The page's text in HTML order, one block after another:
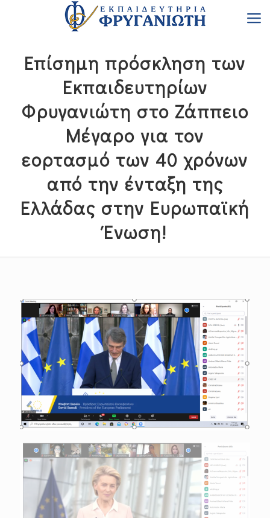
Επίσημη πρόσκληση των
Εκπαιδευτηρίων
Φρυγανιώτη στο Ζάππειο
Μέγαρο για τον
εορτασμό των 40 χρόνων
από την ένταξη της
Ελλάδας στην Ευρωπαϊκή
Ένωση!